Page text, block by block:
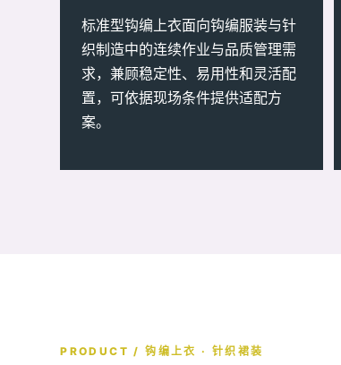
标准型钩编上衣面向钩编服装与针
织制造中的连续作业与品质管理需
求，兼顾稳定性、易用性和灵活配
置，可依据现场条件提供适配方
案。
PRODUCT / 钩编上衣 · 针织裙装